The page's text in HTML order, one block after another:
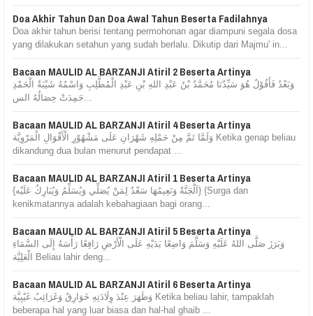
Doa Akhir Tahun Dan Doa Awal Tahun Beserta Fadilahnya
Doa akhir tahun berisi tentang permohonan agar diampuni segala dosa
yang dilakukan setahun yang sudah berlalu. Dikutip dari Majmu' in...
Bacaan MAULID AL BARZANJI Atiril 2 Beserta Artinya
وَبَعْدُ فَأَقُوْلُ هُوَ سَيِّدُنَا مُحَمَّدُ بْنُ عَبْدِ اللهِ بْنِ عَبْدِ الْمُطَّلِبِ وَاسْمُهُ شَيْبَةُ الْحَمْدِ
Bacaan MAULID AL BARZANJI Atiril 4 Beserta Artinya
وَلَمَّا تَمَّ مِنْ حَمْلِهِ شَهْرَانِ عَلَى مَشْهُوْرِ الْأَقْوَالِ الْمَرْوِيَّة Ketika genap beliau
dikandung dua bulan menurut pendapat ...
Bacaan MAULID AL BARZANJI Atiril 1 Beserta Artinya
{اَلْجَنَّةُ وَنَعِيمُهَا سَعْدٌ لِمَنْ يُصَلِّي وَيُسَلِّمُ وَيُبَارِكُ عَلَيْه} {Surga dan
kenikmatannya adalah kebahagiaan bagi orang...
Bacaan MAULID AL BARZANJI Atiril 5 Beserta Artinya
وَبَرَزَ صَلَّى اللهُ عَلَيْهِ وَسَلَّمَ وَاضِعًا يَدَيْهِ عَلَى الْأَرْضِ رَافِعًا رَأْسَهُ إِلَى السَّمَاءِ
الْعَلِيَّة Beliau lahir deng...
Bacaan MAULID AL BARZANJI Atiril 6 Beserta Artinya
وَظَهَرَ عِنْدَ وِلَادَتِهِ خَوَارِقُ وَغَرَائِبُ غَيْبِيَّة Ketika beliau lahir, tampaklah
beberapa hal yang luar biasa dan hal-hal ghaib ...